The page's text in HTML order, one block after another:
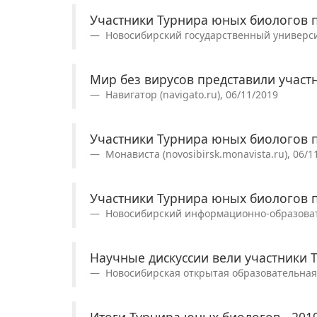
Участники Турнира юных биологов
Новосибирский государственный
Мир без вирусов представили
Навигатор (navigato.ru), 06/11/2019
Участники Турнира юных биологов
Монависта (novosibirsk.monavista.ru), 06/
Участники Турнира юных биологов
Новосибирский информационно-
Научные дискуссии вели
Новосибирская открытая